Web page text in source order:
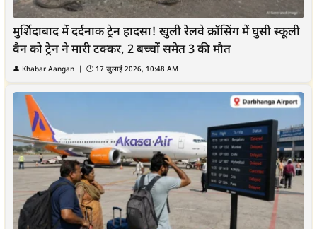
मुर्शिदाबाद में दर्दनाक ट्रेन हादसा! खुली रेलवे क्रॉसिंग में घुसी स्कूली
वैन को ट्रेन ने मारी टक्कर, 2 बच्चों समेत 3 की मौत
👤 Khabar Aangan | 🕒 17 जुलाई 2026, 10:48 AM